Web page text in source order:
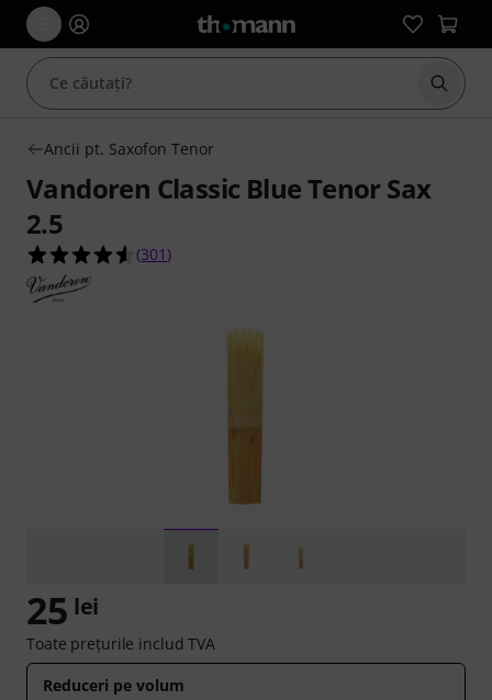
Ancii pt. Saxofon Tenor
Vandoren Classic Blue Tenor Sax
2.5
4.5 din 5 stele din 301 evaluări ale clienților
(301 )
25 lei
Toate prețurile includ TVA
Reduceri pe volum